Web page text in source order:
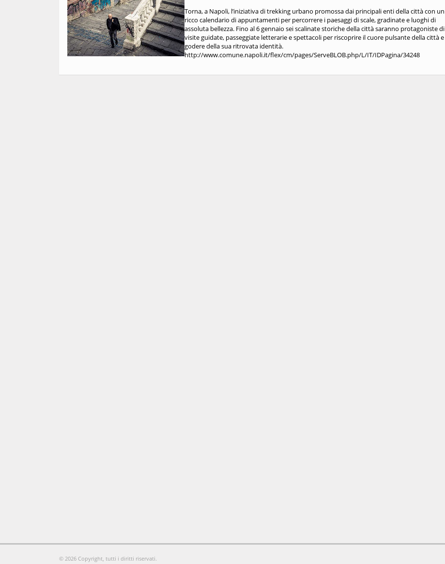
Torna, a Napoli, l’iniziativa di trekking urbano promossa dai principali enti della città con un
ricco calendario di appuntamenti per percorrere i paesaggi di scale, gradinate e luoghi di
assoluta bellezza. Fino al 6 gennaio sei scalinate storiche della città saranno protagoniste di
visite guidate, passeggiate letterarie e spettacoli per riscoprire il cuore pulsante della città e
godere della sua ritrovata identità.
http://www.comune.napoli.it/flex/cm/pages/ServeBLOB.php/L/IT/IDPagina/34248
© 2026 Copyright, tutti i diritti riservati.